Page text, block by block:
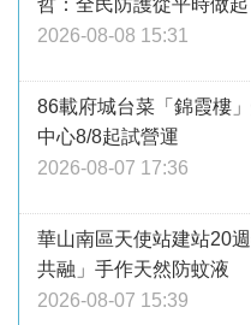
2026-08-08 15:31
86載府城台菜「錦霞樓
中心8/8起試營運
2026-08-07 17:36
華山南區天使站建站20
共融」手作天然防蚊液
2026-08-07 15:39